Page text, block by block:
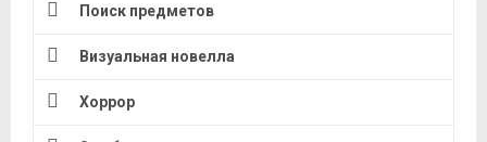
Поиск предметов
Визуальная новелла
Хоррор